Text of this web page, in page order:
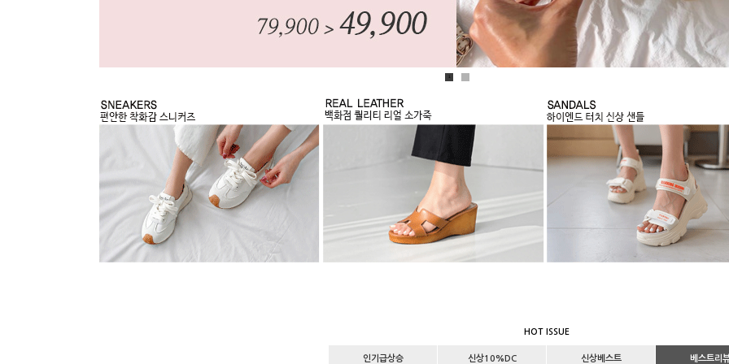
HOT ISSUE
인기급상승 신상10%DC 신상베스트 베스트리